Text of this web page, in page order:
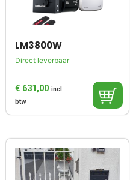
LM3800W
Direct leverbaar
€ 631,00 incl.
btw